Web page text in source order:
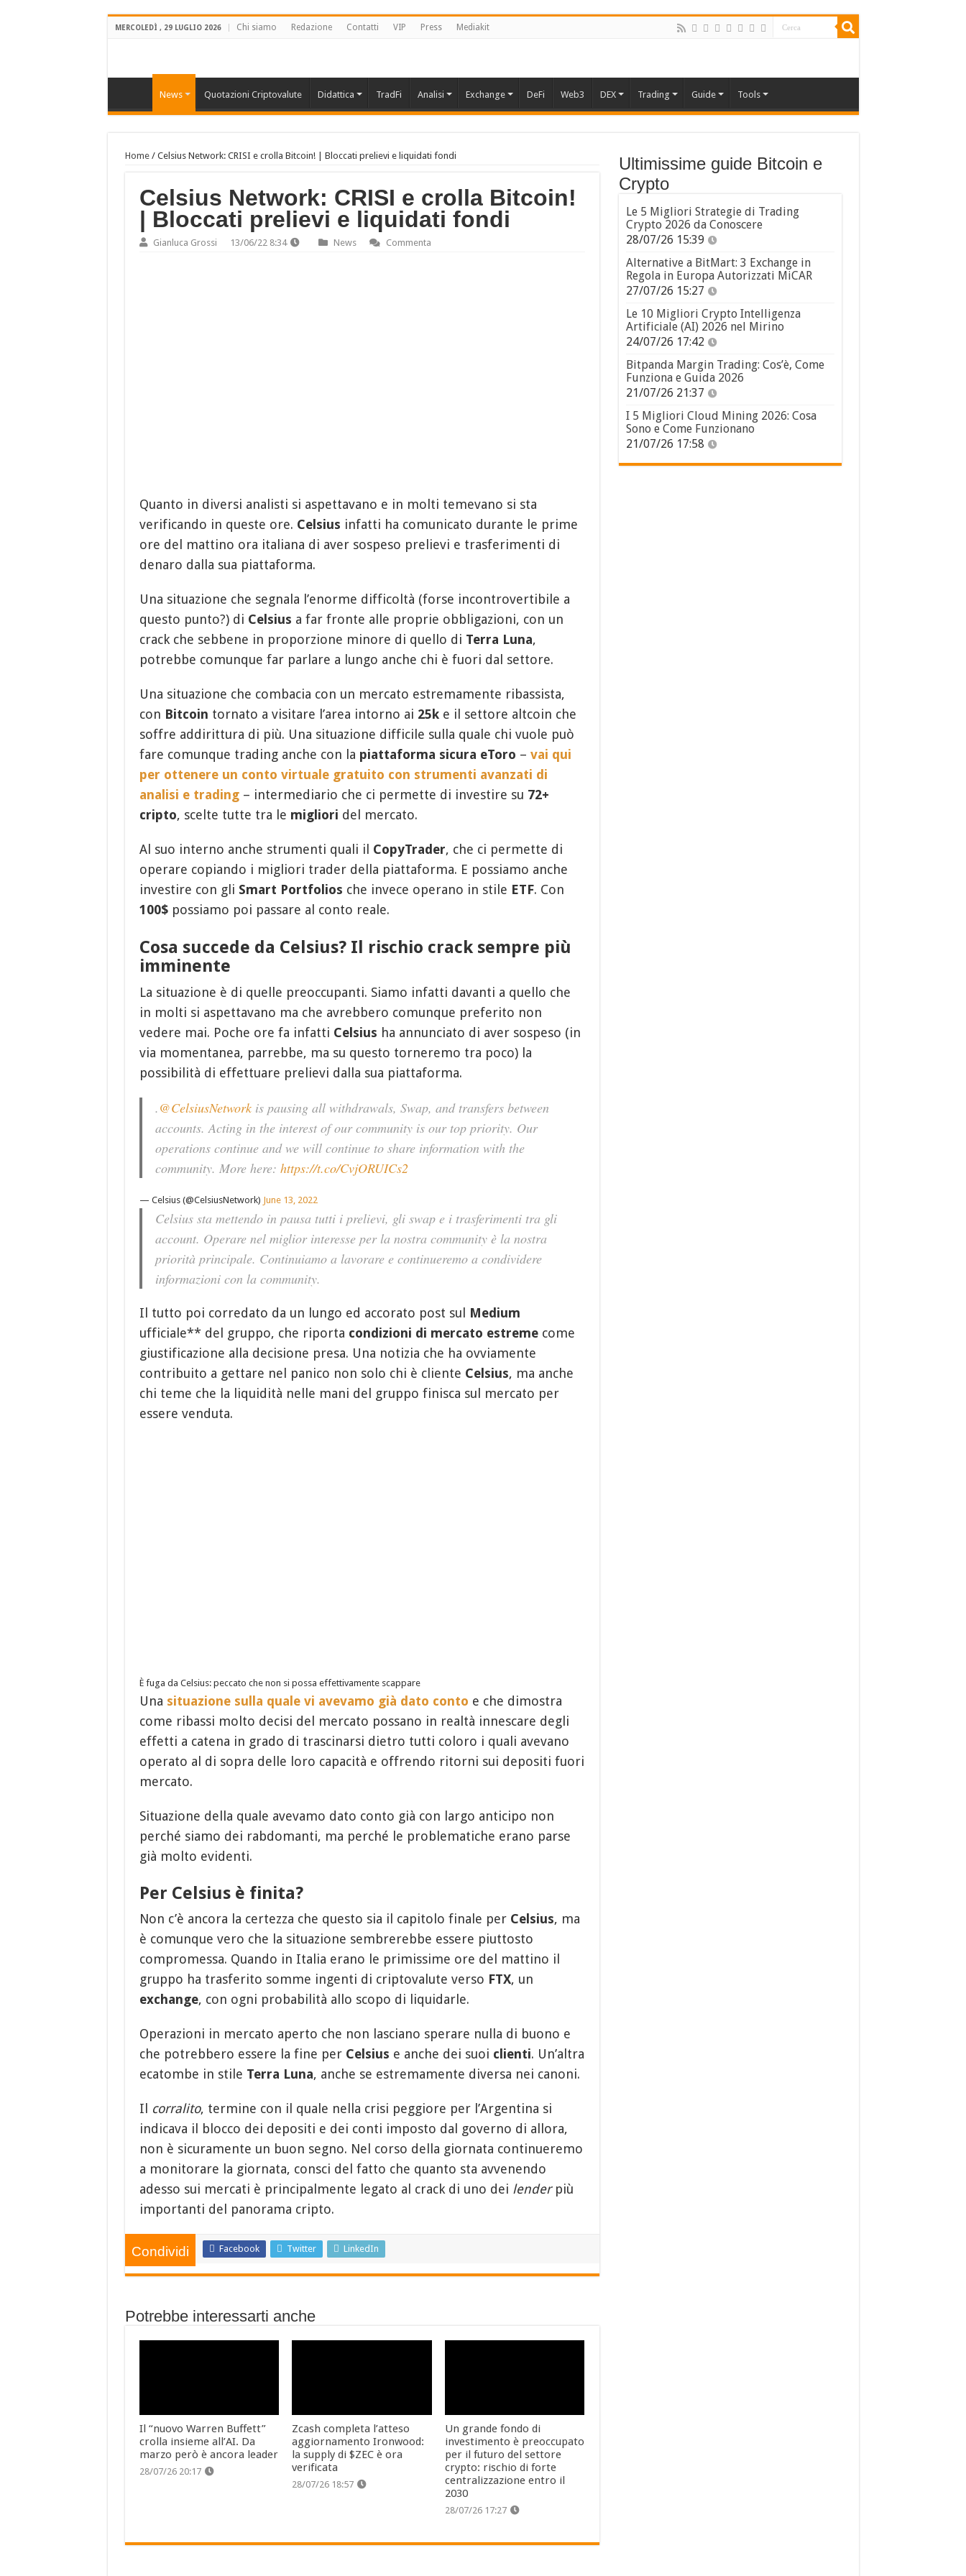
MERCOLEDÌ , 29 LUGLIO 2026 Chi siamo Redazione Contatti VIP Press Mediakit
News Quotazioni Criptovalute Didattica TradFi Analisi Exchange DeFi Web3 DEX Trading Guide Tools
Home/ Celsius Network: CRISI e crolla Bitcoin! | Bloccati prelievi e liquidati fondi
Celsius Network: CRISI e crolla Bitcoin!
| Bloccati prelievi e liquidati fondi
Gianluca Grossi 13/06/22 8:34 News Commenta
Quanto in diversi analisti si aspettavano e in molti temevano si sta
verificando in queste ore. Celsius infatti ha comunicato durante le prime
ore del mattino ora italiana di aver sospeso prelievi e trasferimenti di
denaro dalla sua piattaforma.
Una situazione che segnala l’enorme difficoltà (forse incontrovertibile a
questo punto?) di Celsius a far fronte alle proprie obbligazioni, con un
crack che sebbene in proporzione minore di quello di Terra Luna,
potrebbe comunque far parlare a lungo anche chi è fuori dal settore.
Una situazione che combacia con un mercato estremamente ribassista,
con Bitcoin tornato a visitare l’area intorno ai 25ke il settore altcoin che
soffre addirittura di più. Una situazione difficile sulla quale chi vuole può
fare comunque trading anche con la piattaforma sicura eToro – vai qui
per ottenere un conto virtuale gratuito con strumenti avanzati di
analisi e trading– intermediario che ci permette di investire su 72+
cripto, scelte tutte tra le migliori del mercato.
Al suo interno anche strumenti quali il CopyTrader, che ci permette di
operare copiando i migliori trader della piattaforma. E possiamo anche
investire con gli Smart Portfolios che invece operano in stile ETF. Con
100$possiamo poi passare al conto reale.
Cosa succede da Celsius? Il rischio crack sempre più
imminente
La situazione è di quelle preoccupanti. Siamo infatti davanti a quello che
in molti si aspettavano ma che avrebbero comunque preferito non
vedere mai. Poche ore fa infatti Celsius ha annunciato di aver sospeso (in
via momentanea, parrebbe, ma su questo torneremo tra poco) la
possibilità di effettuare prelievi dalla sua piattaforma.
. @CelsiusNetworkis pausing all withdrawals, Swap, and transfers between
accounts. Acting in the interest of our community is our top priority. Our
operations continue and we will continue to share information with the
community. More here: https://t.co/CvjORUICs2
— Celsius (@CelsiusNetwork) June 13, 2022
Celsius sta mettendo in pausa tutti i prelievi, gli swap e i trasferimenti tra gli
account. Operare nel miglior interesse per la nostra community è la nostra
priorità principale. Continuiamo a lavorare e continueremo a condividere
informazioni con la community.
Il tutto poi corredato da un lungo ed accorato post sul Medium
ufficiale** del gruppo, che riporta condizioni di mercato estremecome
giustificazione alla decisione presa. Una notizia che ha ovviamente
contribuito a gettare nel panico non solo chi è cliente Celsius, ma anche
chi teme che la liquidità nelle mani del gruppo finisca sul mercato per
essere venduta.
È fuga da Celsius: peccato che non si possa effettivamente scappare
Una situazione sulla quale vi avevamo già dato conto e che dimostra
come ribassi molto decisi del mercato possano in realtà innescare degli
effetti a catena in grado di trascinarsi dietro tutti coloro i quali avevano
operato al di sopra delle loro capacità e offrendo ritorni sui depositi fuori
mercato.
Situazione della quale avevamo dato conto già con largo anticipo non
perché siamo dei rabdomanti, ma perché le problematiche erano parse
già molto evidenti.
Per Celsius è finita?
Non c’è ancora la certezza che questo sia il capitolo finale per Celsius, ma
è comunque vero che la situazione sembrerebbe essere piuttosto
compromessa. Quando in Italia erano le primissime ore del mattino il
gruppo ha trasferito somme ingenti di criptovalute verso FTX, un
exchange, con ogni probabilità allo scopo di liquidarle.
Operazioni in mercato aperto che non lasciano sperare nulla di buono e
che potrebbero essere la fine per Celsius e anche dei suoi clienti. Un’altra
ecatombe in stile Terra Luna, anche se estremamente diversa nei canoni.
Il corralito, termine con il quale nella crisi peggiore per l’Argentina si
indicava il blocco dei depositi e dei conti imposto dal governo di allora,
non è sicuramente un buon segno. Nel corso della giornata continueremo
a monitorare la giornata, consci del fatto che quanto sta avvenendo
adesso sui mercati è principalmente legato al crack di uno dei lenderpiù
importanti del panorama cripto.
Condividi Facebook Twitter LinkedIn
Potrebbe interessarti anche
Il “nuovo Warren Buffett”
crolla insieme all’AI. Da
marzo però è ancora leader
28/07/26 20:17
Zcash completa l’atteso
aggiornamento Ironwood:
la supply di $ZEC è ora
verificata
28/07/26 18:57
Un grande fondo di
investimento è preoccupato
per il futuro del settore
crypto: rischio di forte
centralizzazione entro il
2030
28/07/26 17:27
Ultimissime guide Bitcoin e
Crypto
Le 5 Migliori Strategie di Trading
Crypto 2026 da Conoscere
28/07/26 15:39
Alternative a BitMart: 3 Exchange in
Regola in Europa Autorizzati MiCAR
27/07/26 15:27
Le 10 Migliori Crypto Intelligenza
Artificiale (AI) 2026 nel Mirino
24/07/26 17:42
Bitpanda Margin Trading: Cos’è, Come
Funziona e Guida 2026
21/07/26 21:37
I 5 Migliori Cloud Mining 2026: Cosa
Sono e Come Funzionano
21/07/26 17:58